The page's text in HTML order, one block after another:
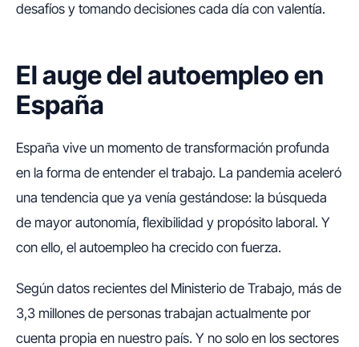
desafíos y tomando decisiones cada día con valentía.
El auge del autoempleo en
España
España vive un momento de transformación profunda
en la forma de entender el trabajo. La pandemia aceleró
una tendencia que ya venía gestándose: la búsqueda
de mayor autonomía, flexibilidad y propósito laboral. Y
con ello, el autoempleo ha crecido con fuerza.
Según datos recientes del Ministerio de Trabajo, más de
3,3 millones de personas trabajan actualmente por
cuenta propia en nuestro país. Y no solo en los sectores